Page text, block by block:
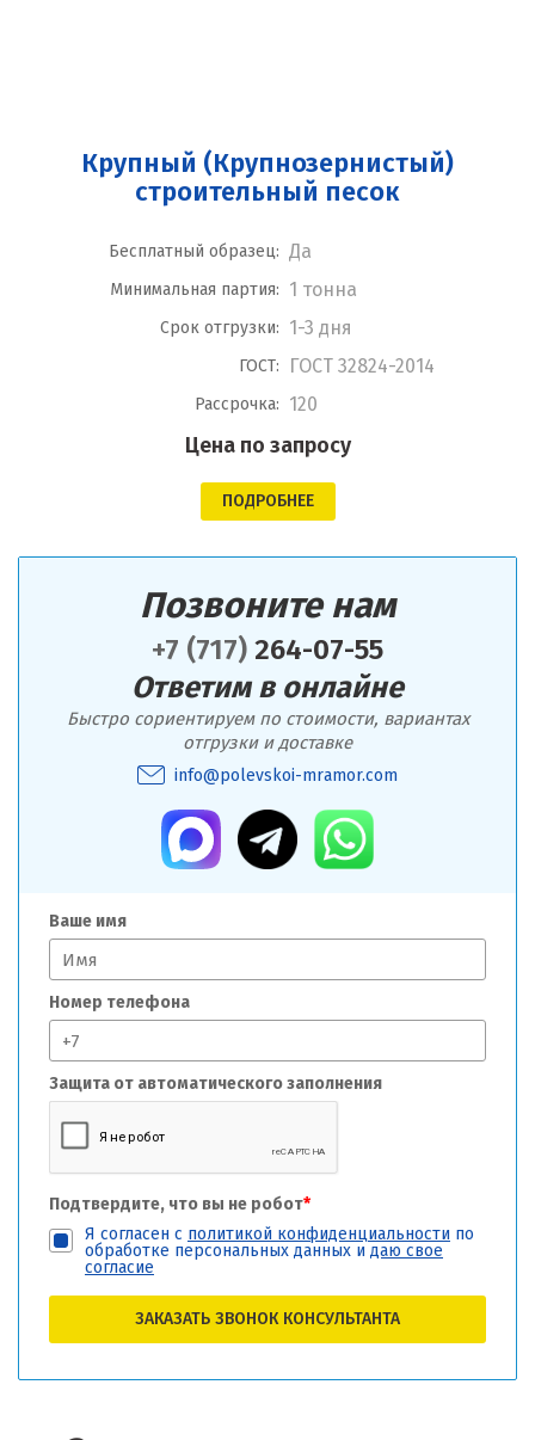
Крупный (Крупнозернистый)
строительный песок
Бесплатный образец: Да
Минимальная партия: 1 тонна
Срок отгрузки: 1-3 дня
ГОСТ: ГОСТ 32824-2014
Рассрочка: 120
Цена по запросу
ПОДРОБНЕЕ
Позвоните нам
+7 (717) 264-07-55
Ответим в онлайне
Быстро сориентируем по стоимости, вариантах
отгрузки и доставке
info@polevskoi-mramor.com
Ваше имя
Номер телефона
Защита от автоматического заполнения
Подтвердите, что вы не робот*
Я согласен с политикой конфиденциальности по
обработке персональных данных и даю свое
согласие
ЗАКАЗАТЬ ЗВОНОК КОНСУЛЬТАНТА